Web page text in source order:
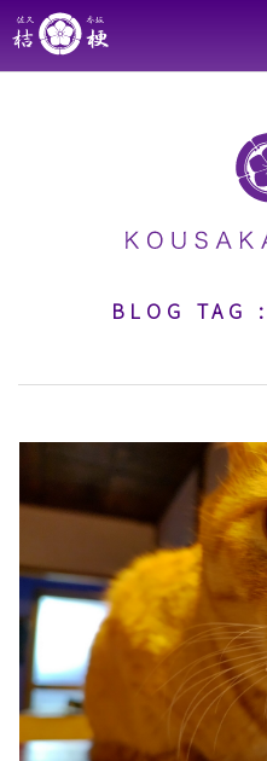
Skip
to
content
BLOG TAG :